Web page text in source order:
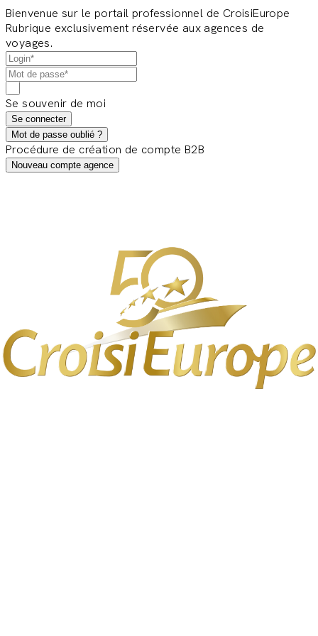
Bienvenue sur le portail professionnel de CroisiEurope
Rubrique exclusivement réservée aux agences de
voyages.
Se souvenir de moi
Se connecter
Mot de passe oublié ?
Procédure de création de compte B2B
Nouveau compte agence